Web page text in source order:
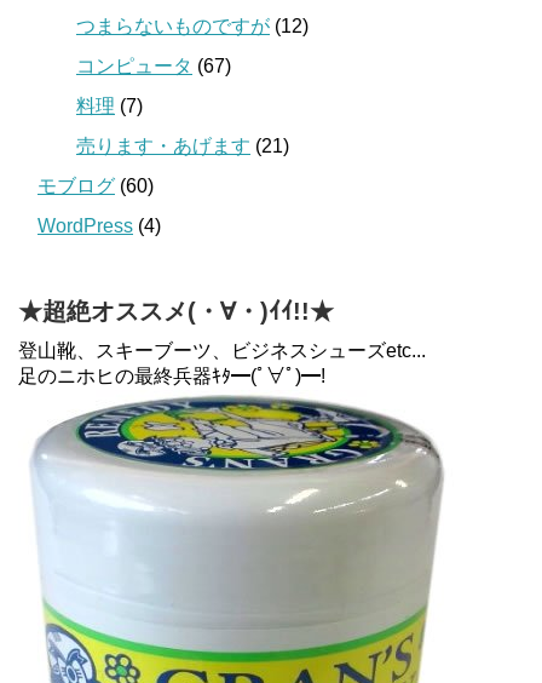
つまらないものですが (12)
コンピュータ (67)
料理 (7)
売ります・あげます (21)
モブログ (60)
WordPress (4)
★超絶オススメ(・∀・)ｲｲ!!★
登山靴、スキーブーツ、ビジネスシューズetc...
足のニホヒの最終兵器ｷﾀ━(ﾟ∀ﾟ)━!